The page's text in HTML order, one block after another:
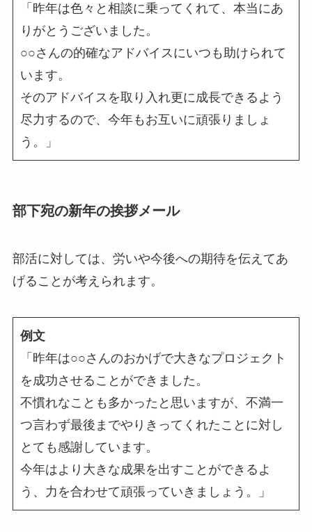
「昨年は色々と相談に乗ってくれて、本当にあ
りがとうございました。
○○さんの的確なアドバイスにいつも助けられて
います。
そのアドバイスを取り入れ更に成長できるよう
尽力するので、今年もお互いに頑張りましょ
う。」
部下宛の新年の挨拶メール
部活に対しては、労いや今後への期待を伝えてあ
げることが考えられます。
例文
「昨年は○○さんのおかげで大きなプロジェクト
を成功させることができました。
不慣れなことも多かったと思いますが、不満一
つ言わず最後までやりきってくれたことに対し
とても感謝しています。
今年はより大きな成果を出すことができるよ
う、力を合わせて頑張っていきましょう。」